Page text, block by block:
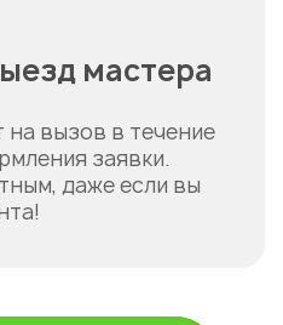
мастера
вызов в течение
заявки.
даже если вы